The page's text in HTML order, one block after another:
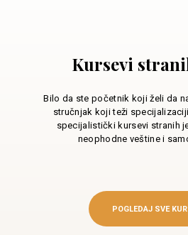
Kursevi
Bilo da ste početnik koji želi da
stručnjak koji teži
specijalistički kursevi stranih
neophodne veštine i
POGLEDAJ SVE